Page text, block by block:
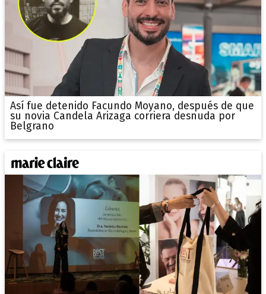
Así fue detenido Facundo Moyano, después de que
su novia Candela Arizaga corriera desnuda por
Belgrano